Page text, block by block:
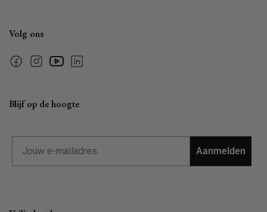
Volg ons
FacebookInstagramYouTubeLinkedin
Blijf op de hoogte
Aanmelden